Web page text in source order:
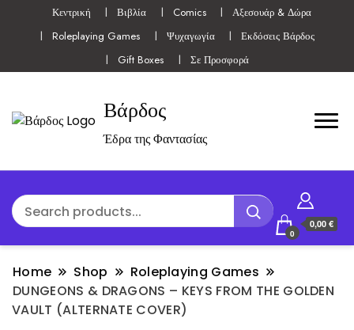
Κεντρική Βιβλία Comics
Αξεσουάρ & Δώρα
Roleplaying Games
Ψυχαγωγία
Εκδόσεις Βάρδος
Gift Boxes
Σε Προσφορά
Βάρδος
Έδρα της Φαντασίας
0
0,00 €
Home Shop
Roleplaying Games
DUNGEONS & DRAGONS – KEYS FROM THE GOLDEN
VAULT (ALTERNATE COVER)